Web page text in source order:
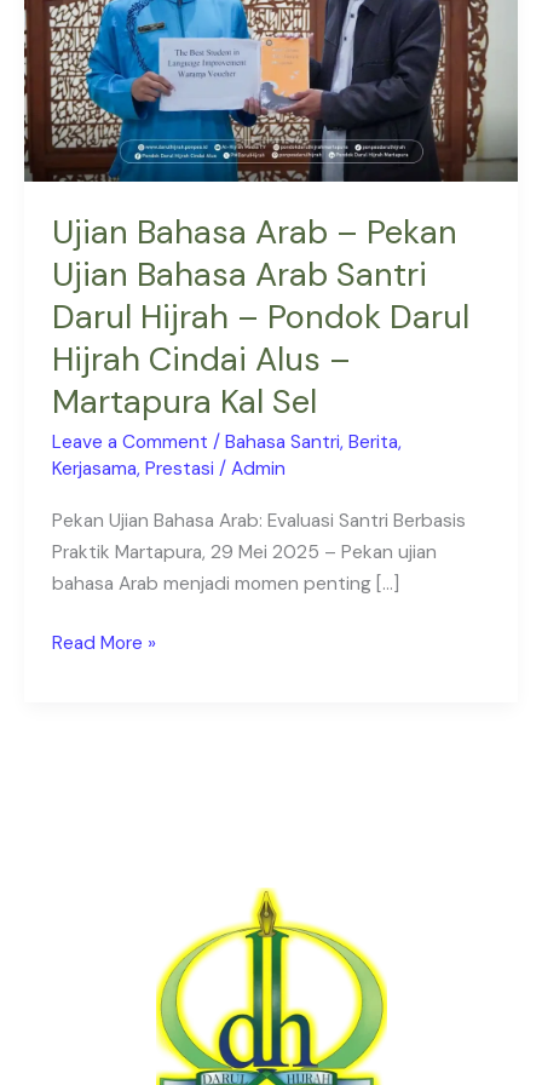
Ujian Bahasa Arab – Pekan
Ujian Bahasa Arab Santri
Darul Hijrah – Pondok Darul
Hijrah Cindai Alus –
Martapura Kal Sel
Leave a Comment /Bahasa Santri,Berita,
Kerjasama,Prestasi /Admin
Pekan Ujian Bahasa Arab: Evaluasi Santri Berbasis
Praktik Martapura, 29 Mei 2025 – Pekan ujian
bahasa Arab menjadi momen penting […]
Ujian
Bahasa
Arab
Santri
Darul
Hijrah
Pondok
Darul
Hijrah
Alus
–
Martapura
Kal
Read More »